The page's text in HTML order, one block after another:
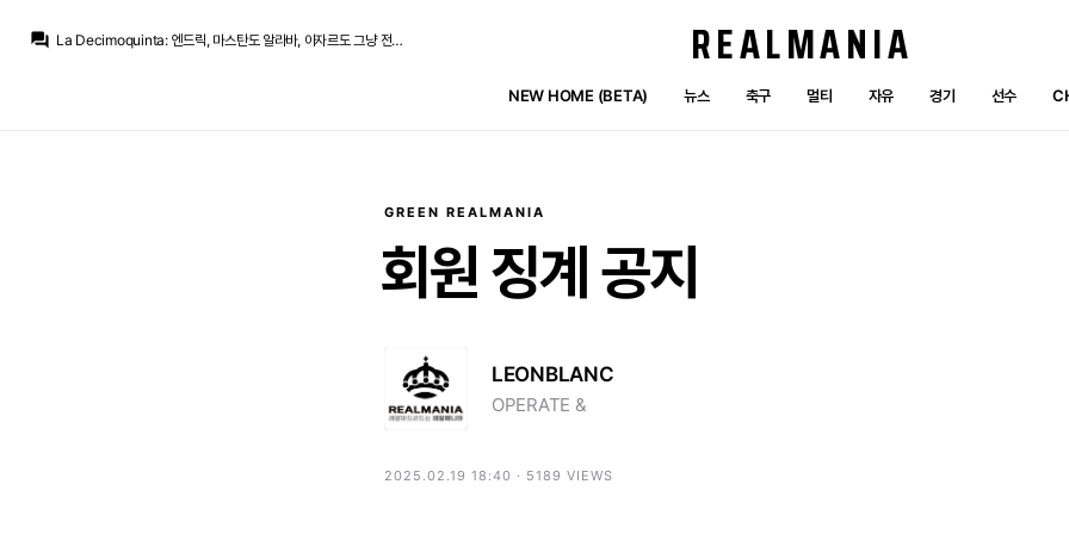
question_answer La Decimoquinta: 엔드릭, 마스탄도 알라바, 아자르도 그냥 전부 실패한 영입이었을 뿐이에요.
무엇을 말씀하시고 싶으신거에요. 제가 마스탄같은 영입이 필요하다고 주장하고 싶으신거에요?
REALMANIA
NEW HOME (BETA) 뉴스 축구 멀티 자유 경기 선수
GREEN REALMANIA
회원 징계 공지
LEONBLANC
OPERATE &
2025.02.19 18:40 · 5189 VIEWS